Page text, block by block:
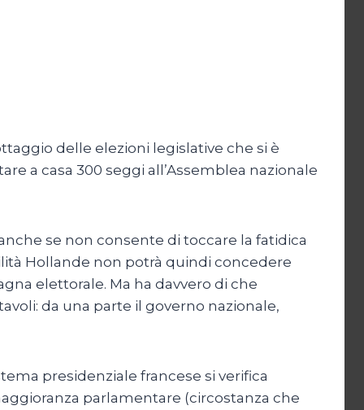
delle elezioni legislative che si è
a casa 300 seggi all’Assemblea nazionale
se non consente di toccare la fatidica
Hollande non potrà quindi concedere
elettorale. Ma ha davvero di che
da una parte il governo nazionale,
presidenziale francese si verifica
parlamentare (circostanza che